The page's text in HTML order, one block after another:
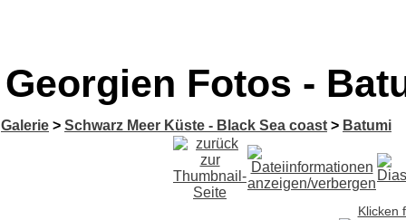
Georgien Fotos -
Galerie > Schwarz Meer Küste - Black Sea coast > Batumi
Klicken